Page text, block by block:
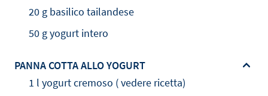
20 g basilico tailandese
50 g yogurt intero
PANNA COTTA ALLO YOGURT
1 l yogurt cremoso ( vedere ricetta)